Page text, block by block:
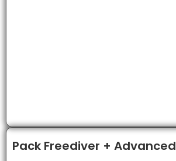
Pack Freediver + Advanced